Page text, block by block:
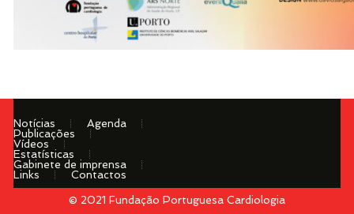
Notícias
Agenda
Publicações
Vídeos
Estatísticas
Gabinete de imprensa
Links
Contactos
© 2021 Fundação Portuguesa Cardiologia